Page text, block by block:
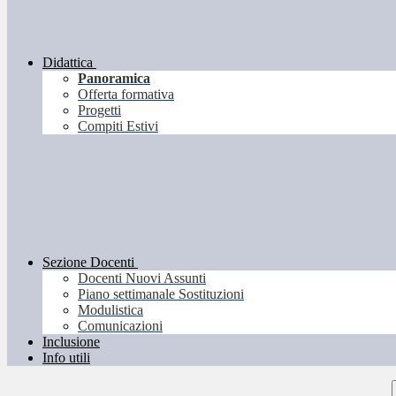
Didattica
Panoramica
Offerta formativa
Progetti
Compiti Estivi
Sezione Docenti
Docenti Nuovi Assunti
Piano settimanale Sostituzioni
Modulistica
Comunicazioni
Inclusione
Info utili